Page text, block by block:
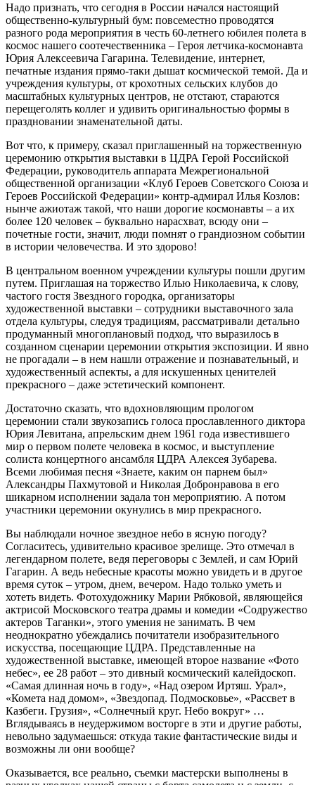
Надо признать, что сегодня в России начался настоящий
общественно-культурный бум: повсеместно проводятся
разного рода мероприятия в честь 60-летнего юбилея полета в
космос нашего соотечественника – Героя летчика-космонавта
Юрия Алексеевича Гагарина. Телевидение, интернет,
печатные издания прямо-таки дышат космической темой. Да и
учреждения культуры, от крохотных сельских клубов до
масштабных культурных центров, не отстают, стараются
перещеголять коллег и удивить оригинальностью формы в
праздновании знаменательной даты.
Вот что, к примеру, сказал приглашенный на торжественную
церемонию открытия выставки в ЦДРА Герой Российской
Федерации, руководитель аппарата Межрегиональной
общественной организации «Клуб Героев Советского Союза и
Героев Российской Федерации» контр-адмирал Илья Козлов:
нынче ажиотаж такой, что наши дорогие космонавты – а их
более 120 человек – буквально нарасхват, всюду они –
почетные гости, значит, люди помнят о грандиозном событии
в истории человечества. И это здорово!
В центральном военном учреждении культуры пошли другим
путем. Приглашая на торжество Илью Николаевича, к слову,
частого гостя Звездного городка, организаторы
художественной выставки – сотрудники выставочного зала
отдела культуры, следуя традициям, рассматривали детально
продуманный многоплановый подход, что выразилось в
созданном сценарии церемонии открытия экспозиции. И явно
не прогадали – в нем нашли отражение и познавательный, и
художественный аспекты, а для искушенных ценителей
прекрасного – даже эстетический компонент.
Достаточно сказать, что вдохновляющим прологом
церемонии стали звукозапись голоса прославленного диктора
Юрия Левитана, апрельским днем 1961 года известившего
мир о первом полете человека в космос, и выступление
солиста концертного ансамбля ЦДРА Алексея Зубарева.
Всеми любимая песня «Знаете, каким он парнем был»
Александры Пахмутовой и Николая Добронравова в его
шикарном исполнении задала тон мероприятию. А потом
участники церемонии окунулись в мир прекрасного.
Вы наблюдали ночное звездное небо в ясную погоду?
Согласитесь, удивительно красивое зрелище. Это отмечал в
легендарном полете, ведя переговоры с Землей, и сам Юрий
Гагарин. А ведь небесные красоты можно увидеть и в другое
время суток – утром, днем, вечером. Надо только уметь и
хотеть видеть. Фотохудожнику Марии Рябковой, являющейся
актрисой Московского театра драмы и комедии «Содружество
актеров Таганки», этого умения не занимать. В чем
неоднократно убеждались почитатели изобразительного
искусства, посещающие ЦДРА. Представленные на
художественной выставке, имеющей второе название «Фото
небес», ее 28 работ – это дивный космический калейдоскоп.
«Самая длинная ночь в году», «Над озером Иртяш. Урал»,
«Комета над домом», «Звездопад. Подмосковье», «Рассвет в
Казбеги. Грузия», «Солнечный круг. Небо вокруг» …
Вглядываясь в неудержимом восторге в эти и другие работы,
невольно задумаешься: откуда такие фантастические виды и
возможны ли они вообще?
Оказывается, все реально, съемки мастерски выполнены в